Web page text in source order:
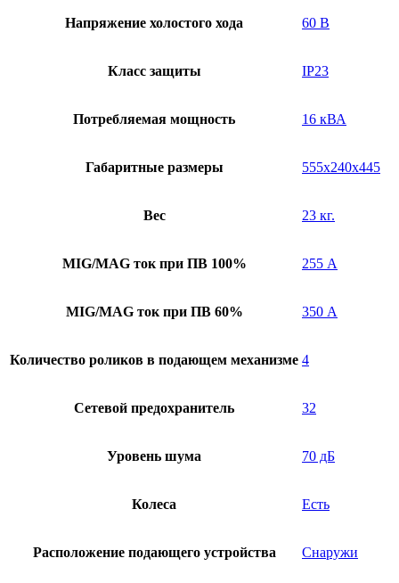
Напряжение холостого хода 60 В
Класс защиты IP23
Потребляемая мощность 16 кВА
Габаритные размеры 555x240x445
Вес 23 кг.
MIG/MAG ток при ПВ 100% 255 А
MIG/MAG ток при ПВ 60% 350 А
Количество роликов в подающем механизме 4
Сетевой предохранитель 32
Уровень шума 70 дБ
Колеса Есть
Расположение подающего устройства Снаружи